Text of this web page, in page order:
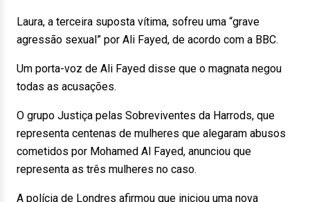
Laura, a terceira suposta vítima, sofreu uma “grave
agressão sexual” por Ali Fayed, de acordo com a BBC.
Um porta-voz de Ali Fayed disse que o magnata negou
todas as acusações.
O grupo Justiça pelas Sobreviventes da Harrods, que
representa centenas de mulheres que alegaram abusos
cometidos por Mohamed Al Fayed, anunciou que
representa as três mulheres no caso.
A polícia de Londres afirmou que iniciou uma nova